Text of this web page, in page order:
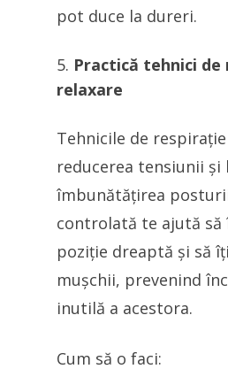
pot duce la dureri.
Practică tehnici de
relaxare
Tehnicile de
reducerea tensiunii și
îmbunătățirea
controlată te ajută să
poziție dreaptă și să
mușchii, prevenind
inutilă a acestora.
Cum să o faci: